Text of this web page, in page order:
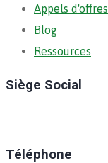
Appels d'offres
Blog
Ressources
Siège Social
Téléphone